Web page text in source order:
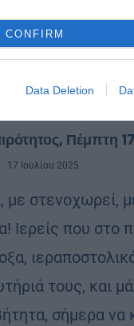
CONFIRM
Data Deletion
Πέμπτη
17 Ιουλίου 2025
με στενοχωρεί,
Ιερείς που στο
τους, και
σήμερα να